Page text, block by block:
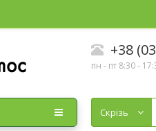
+38
пн - пт 8:30 -
Cкрізь